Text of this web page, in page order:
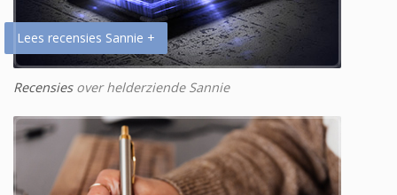
Lees recensies Sannie +
Recensiesover helderziende Sannie